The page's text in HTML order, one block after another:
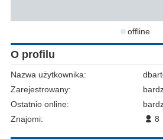
offline
O profilu
Nazwa użytkownika:
Zarejestrowany:
Ostatnio online:
Znajomi:
8